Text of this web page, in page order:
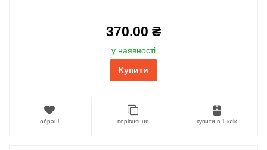
370.00 ₴
у наявності
Купити
обрані порівняння купити в 1 клік